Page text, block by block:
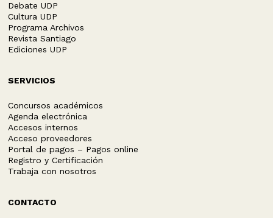
Debate UDP
Cultura UDP
Programa Archivos
Revista Santiago
Ediciones UDP
SERVICIOS
Concursos académicos
Agenda electrónica
Accesos internos
Acceso proveedores
Portal de pagos – Pagos online
Registro y Certificación
Trabaja con nosotros
CONTACTO